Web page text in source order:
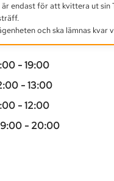
är endast för att kvittera ut sin
och ska lämnas kvar
- 19:00
- 13:00
- 12:00
- 20:00